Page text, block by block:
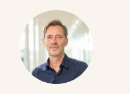
katja.barendse@kwrwater.nl
bekijk profiel